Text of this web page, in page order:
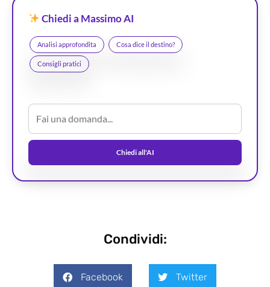
Chiedi a Massimo AI
Analisi approfondita Cosa dice il destino?
Consigli pratici
Chiedi all'AI
Condividi:
Facebook Twitter